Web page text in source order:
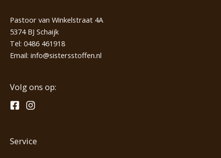
Pastoor van Winkelstraat 4A
5374 BJ Schaijk
Tel: 0486 461918
Email: info@sistersstoffen.nl
Volg ons op:
Service